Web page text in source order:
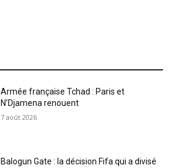
Armée française Tchad : Paris et
N’Djamena renouent
7 août 2026
Balogun Gate : la décision Fifa qui a divisé